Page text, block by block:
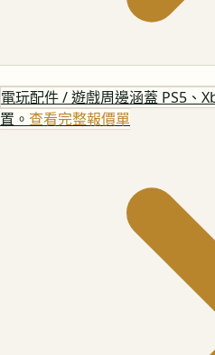
電玩配件 / 遊戲周邊涵蓋 PS5、
置。 查看完整報價單